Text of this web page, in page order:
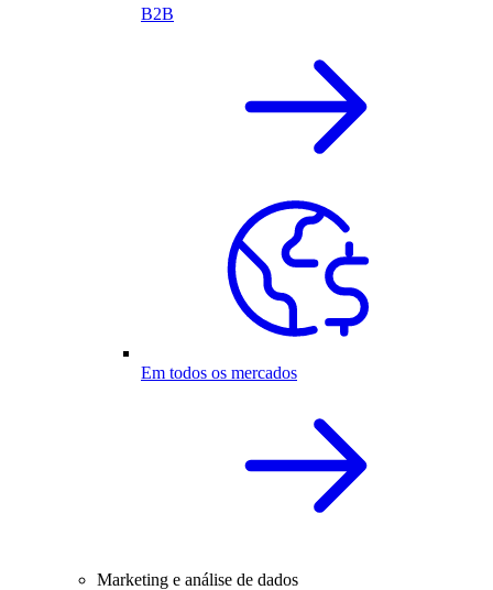
B2B
Em todos os mercados
Marketing e análise de dados